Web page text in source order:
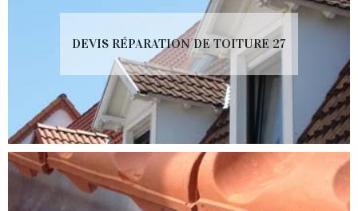
DEVIS RÉPARATION DE TOITURE 27